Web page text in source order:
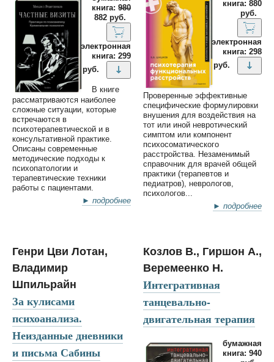
книга: 980
882 руб.
электронная
книга: 299
руб.
В книге
рассматриваются наиболее
сложные ситуации, которые
встречаются в
психотерапевтической и в
консультативной практике.
Описаны современные
методические подходы к
психопатологии и
терапевтические техники
работы с пациентами.
► подробнее
книга: 880
руб.
электронная
книга: 298
руб.
Проверенные эффективные
специфические формулировки
внушения для воздействия на
тот или иной невротический
симптом или компонент
психосоматического
расстройства. Незаменимый
справочник для врачей общей
практики (терапевтов и
педиатров), неврологов,
психологов...
► подробнее
Генри Цви Лотан,
Владимир
Шпильрайн
За кулисами
психоанализа.
Неизданные дневники
и письма Сабины
Козлов В., Гиршон А.,
Веремеенко Н.
Интегративная
танцевально-
двигательная терапия
бумажная
книга: 940